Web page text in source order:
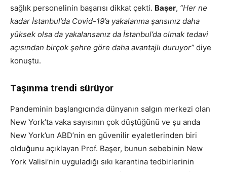
sağlık personelinin başarısı dikkat çekti. Başer, “Her ne
kadar İstanbul’da Covid-19’a yakalanma şansınız daha
yüksek olsa da yakalansanız da İstanbul’da olmak tedavi
açısından birçok şehre göre daha avantajlı duruyor” diye
konuştu.
Taşınma trendi sürüyor
Pandeminin başlangıcında dünyanın salgın merkezi olan
New York’ta vaka sayısının çok düştüğünü ve şu anda
New York’un ABD’nin en güvenilir eyaletlerinden biri
olduğunu açıklayan Prof. Başer, bunun sebebinin New
York Valisi’nin uyguladığı sıkı karantina tedbirlerinin